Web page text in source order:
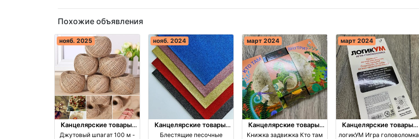
Похожие объявления
нояб. 2025
Канцелярские товары,
книги, учебники
Джутовый шпагат 100 м -
нояб. 2024
Канцелярские товары,
книги, учебники
Блестящие песочные
март 2024
Канцелярские товары,
книги, учебники
Книжка задвижка Кто там
март 2024
Канцелярские товары,
книги, учебники
логикУМ Игра головоломка